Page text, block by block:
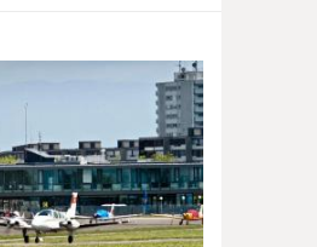
menées.
initialement.